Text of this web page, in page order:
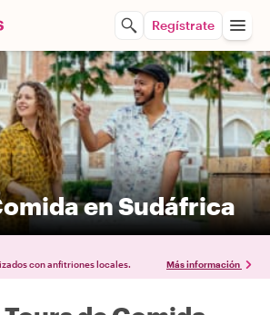
Regístrate
en Sudáfrica
con anfitriones locales. Más información